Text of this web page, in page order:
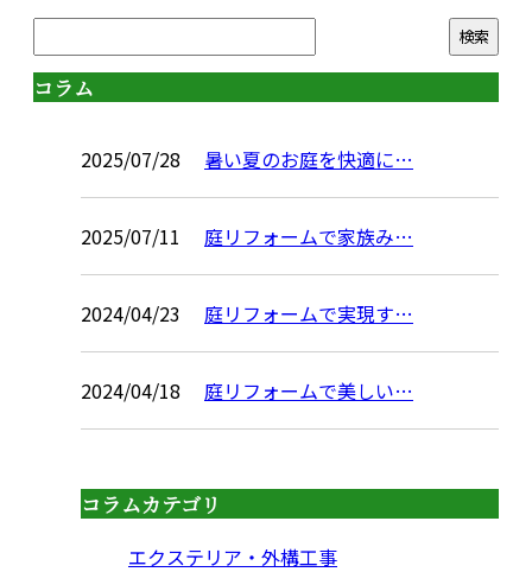
コラム
2025/07/28 暑い夏のお庭を快適に…
2025/07/11 庭リフォームで家族み…
2024/04/23 庭リフォームで実現す…
2024/04/18 庭リフォームで美しい…
コラムカテゴリ
エクステリア・外構工事